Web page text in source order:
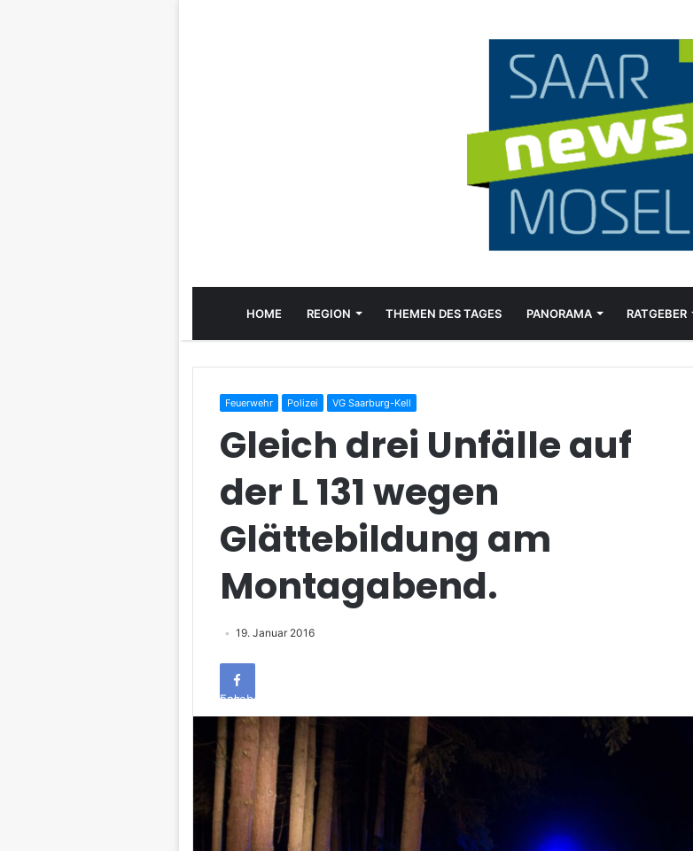
HOME REGION THEMEN DES TAGES PANORAMA RATGEBER
Feuerwehr Polizei VG Saarburg-Kell
Gleich drei Unfälle auf
der L 131 wegen
Glättebildung am
Montagabend.
19. Januar 2016
Facebook